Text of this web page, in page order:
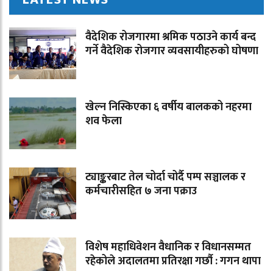
वैदेशिक रोजगारमा श्रमिक पठाउने कार्य बन्द
गर्ने वैदेशिक रोजगार व्यवसायीहरुको घोषणा
खेल्न निस्किएका ६ वर्षीय बालकको नहरमा
शव फेला
ट्याङ्करबाट तेल चोर्दा चोर्दै पम्प सञ्चालक र
कर्मचारीसहित ७ जना पक्राउ
विशेष महाधिवेशन वैधानिक र विधानसम्मत
रहेकोले अदालतमा प्रतिरक्षा गर्छौ : गगन थापा